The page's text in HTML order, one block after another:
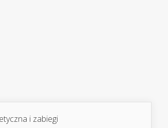
i zabiegi